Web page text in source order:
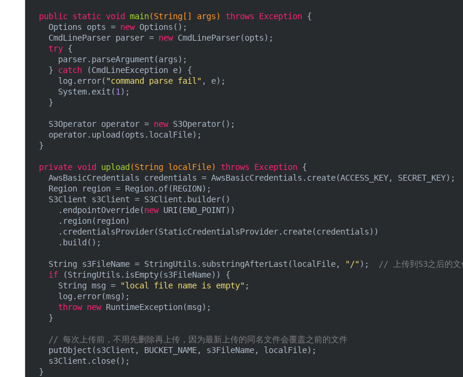
public static void main(String[] args) throws Exception {
Options opts = new Options();
CmdLineParser parser = new CmdLineParser(opts);
try {
parser.parseArgument(args);
} catch (CmdLineException e) {
log.error( "command parse fail" , e);
System.exit(1 );
}
S3Operator operator = new S3Operator();
operator.upload(opts.localFile);
}
private void upload (String localFile) throws Exception {
AwsBasicCredentials credentials = AwsBasicCredentials.create(ACCESS_KEY, SECRET_KEY);
Region region = Region.of(REGION);
S3Client s3Client = S3Client.builder()
.endpointOverride(new URI(END_POINT))
.region(region)
.credentialsProvider(StaticCredentialsProvider.create(credentials))
.build();
String s3FileName = StringUtils.substringAfterLast(localFile, "/");
// 上传到S3之后的文
if (StringUtils.isEmpty(s3FileName)) {
String msg =
"local file name is empty" ;
log.error(msg);
throw new RuntimeException(msg);
}
// 每次上传前，不用先删除再上传，因为最新上传的同名文件会覆盖之前的文件
putObject(s3Client, BUCKET_NAME, s3FileName, localFile);
s3Client.close();
}